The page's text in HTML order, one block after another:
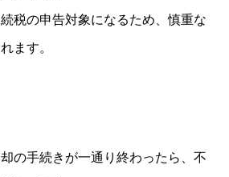
税の申告対象になるため、慎重な
ます。
の手続きが一通り終わったら、不